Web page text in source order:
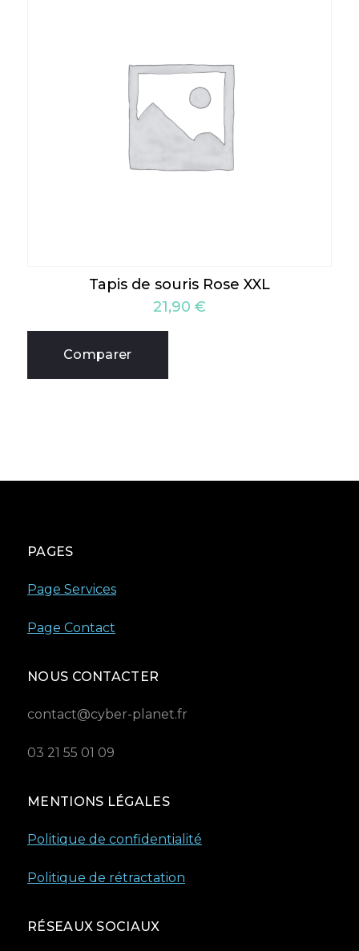
Tapis de souris Rose XXL
21,90 €
Comparer
PAGES
Page Services
Page Contact
NOUS CONTACTER
contact@cyber-planet.fr
03 21 55 01 09
MENTIONS LÉGALES
Politique de confidentialité
Politique de rétractation
RÉSEAUX SOCIAUX